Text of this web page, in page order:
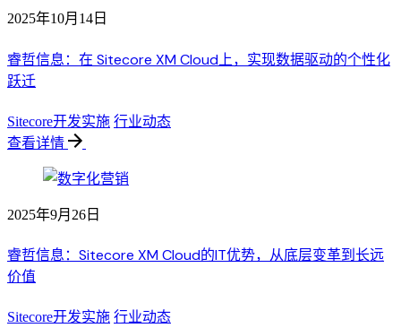
2025年10月14日
睿哲信息：在 Sitecore XM Cloud上，实现数据驱动的个性化
跃迁
Sitecore开发实施 行业动态
查看详情
2025年9月26日
睿哲信息：Sitecore XM Cloud的IT优势，从底层变革到长远
价值
Sitecore开发实施 行业动态